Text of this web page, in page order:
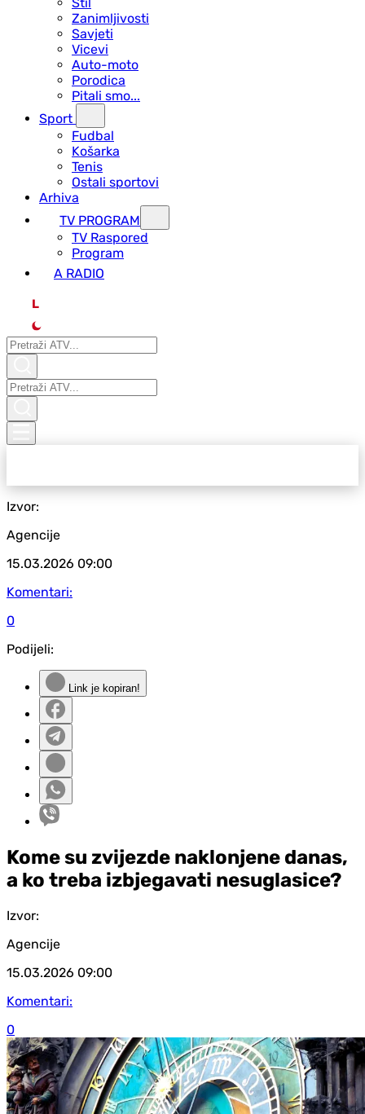
Zanimljivosti
Savjeti
Vicevi
Auto-moto
Porodica
Pitali smo...
Sport
Fudbal
Košarka
Tenis
Ostali sportovi
Arhiva
TV PROGRAM
ТV Raspored
Program
A RADIO
L
Izvor:
Agencije
15.03.2026 09:00
Komentari:
0
Podijeli:
Link je kopiran!
Kome su zvijezde naklonjene danas,
a ko treba izbjegavati nesuglasice?
Izvor:
Agencije
15.03.2026 09:00
Komentari:
0